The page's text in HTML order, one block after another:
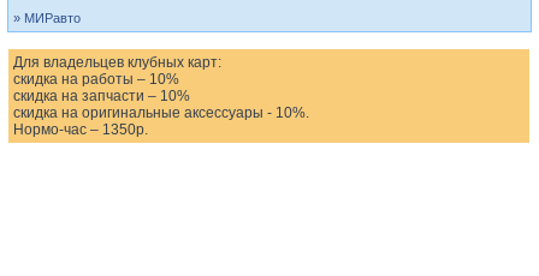
» МИРавто
Для владельцев клубных карт:
скидка на работы – 10%
скидка на запчасти – 10%
скидка на оригинальные аксессуары - 10%.
Нормо-час – 1350р.